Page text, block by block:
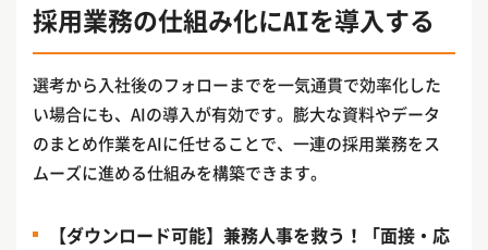
採用業務の仕組み化にAIを導入する
選考から入社後のフォローまでを一気通貫で効率化した
い場合にも、AIの導入が有効です。膨大な資料やデータ
のまとめ作業をAIに任せることで、一連の採用業務をス
ムーズに進める仕組みを構築できます。
【ダウンロード可能】兼務人事を救う！「面接・応